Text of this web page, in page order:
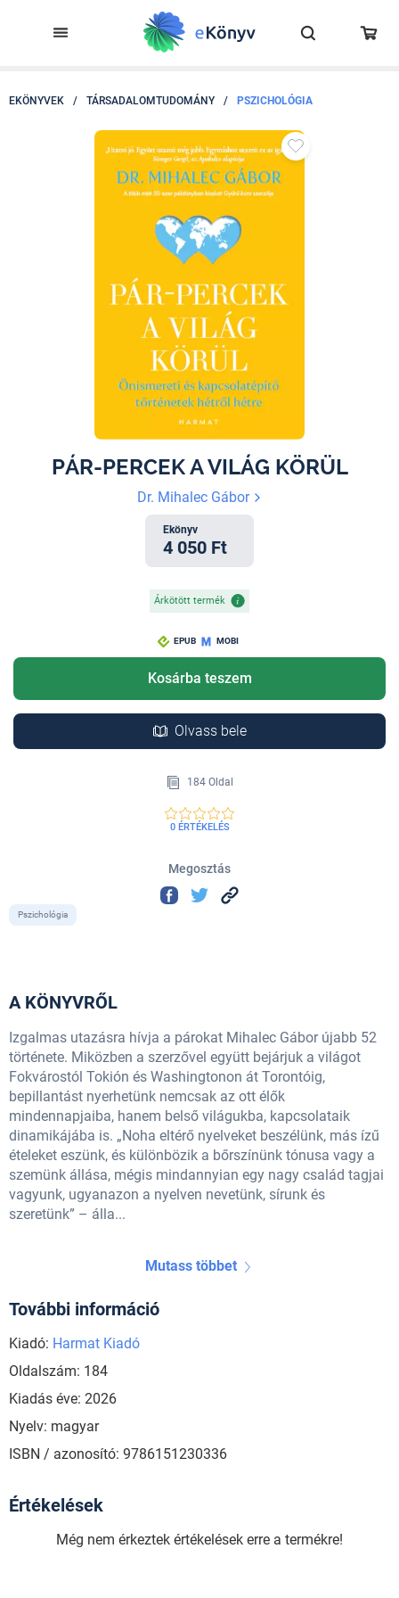
EKÖNYVEK / TÁRSADALOMTUDOMÁNY / PSZICHOLÓGIA
PÁR-PERCEK A VILÁG KÖRÜL
Dr. Mihalec Gábor
Ekönyv
4 050 Ft
Árkötött termék
EPUB MOBI
Kosárba teszem
Olvass bele
184 Oldal
0 ÉRTÉKELÉS
Megosztás
Pszichológia
A KÖNYVRŐL
Izgalmas utazásra hívja a párokat Mihalec Gábor újabb 52
története. Miközben a szerzővel együtt bejárjuk a világot
Fokvárostól Tokión és Washingtonon át Torontóig,
bepillantást nyerhetünk nemcsak az ott élők
mindennapjaiba, hanem belső világukba, kapcsolataik
dinamikájába is. „Noha eltérő nyelveket beszélünk, más ízű
ételeket eszünk, és különbözik a bőrszínünk tónusa vagy a
szemünk állása, mégis mindannyian egy nagy család tagjai
vagyunk, ugyanazon a nyelven nevetünk, sírunk és
szeretünk” – álla...
Mutass többet
További információ
Kiadó: Harmat Kiadó
Oldalszám: 184
Kiadás éve: 2026
Nyelv: magyar
ISBN / azonosító: 9786151230336
Értékelések
Még nem érkeztek értékelések erre a termékre!